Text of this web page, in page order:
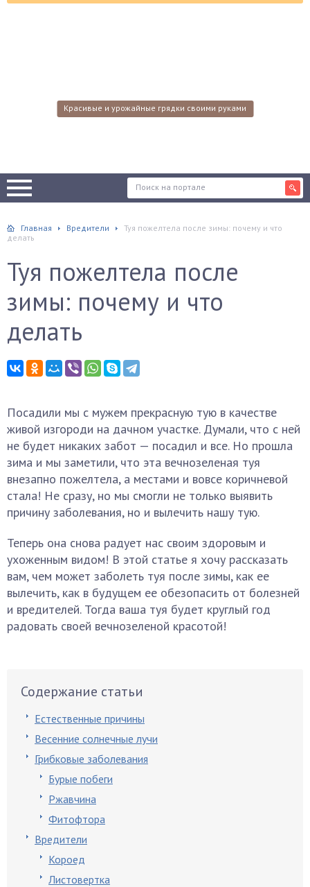
Красивые и урожайные грядки своими руками
Главная Вредители
Туя пожелтела после зимы: почему и что
делать
Туя пожелтела после
зимы: почему и что
делать
Посадили мы с мужем прекрасную тую в качестве
живой изгороди на дачном участке. Думали, что с ней
не будет никаких забот — посадил и все. Но прошла
зима и мы заметили, что эта вечнозеленая туя
внезапно пожелтела, а местами и вовсе коричневой
стала! Не сразу, но мы смогли не только выявить
причину заболевания, но и вылечить нашу тую.
Теперь она снова радует нас своим здоровым и
ухоженным видом! В этой статье я хочу рассказать
вам, чем может заболеть туя после зимы, как ее
вылечить, как в будущем ее обезопасить от болезней
и вредителей. Тогда ваша туя будет круглый год
радовать своей вечнозеленой красотой!
Содержание статьи
Естественные причины
Весенние солнечные лучи
Грибковые заболевания
Бурые побеги
Ржавчина
Фитофтора
Вредители
Короед
Листовертка